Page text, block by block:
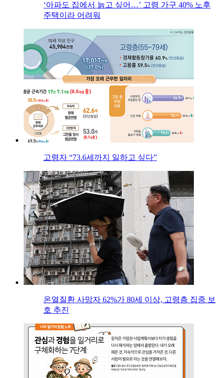
‘아파도 집에서 늙고 싶어…’ 고령 가구 40% 노후
주택이라 어려워
고령자 “73.6세까지 일하고 싶다”
온열질환 사망자 62%가 80세 이상, 고령층 집중 보
호 추진